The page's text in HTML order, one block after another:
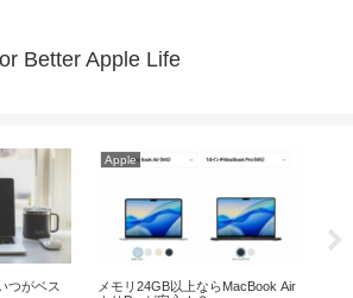
Better Apple Life
つがベス
Apple
メモリ24GB以上ならMacBook Air